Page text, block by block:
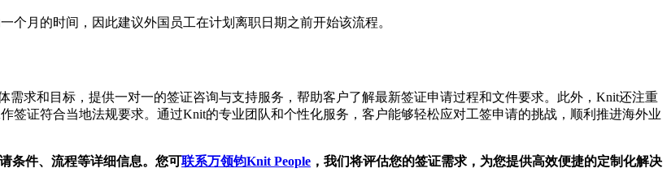
月的时间，因此建议外国员工在计划离职日期之前开始该流程。
求和目标，提供一对一的签证咨询与支持服务，帮助客户了解最新签证申请过程和文件要求。此外，Knit还注重
签证符合当地法规要求。通过Knit的专业团队和个性化服务，客户能够轻松应对工签申请的挑战，顺利推进海外业
条件、流程等详细信息。您可联系万领钧Knit People ，我们将评估您的签证需求，为您提供高效便捷的定制化解决